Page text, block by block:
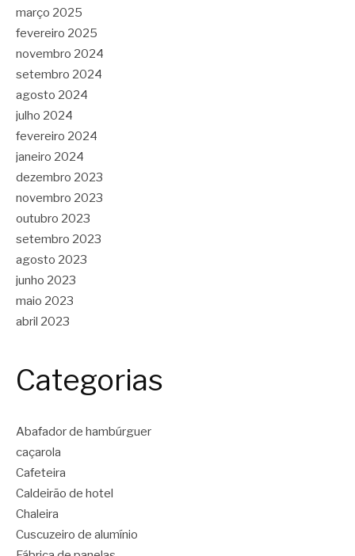
março 2025
fevereiro 2025
novembro 2024
setembro 2024
agosto 2024
julho 2024
fevereiro 2024
janeiro 2024
dezembro 2023
novembro 2023
outubro 2023
setembro 2023
agosto 2023
junho 2023
maio 2023
abril 2023
Categorias
Abafador de hambúrguer
caçarola
Cafeteira
Caldeirão de hotel
Chaleira
Cuscuzeiro de alumínio